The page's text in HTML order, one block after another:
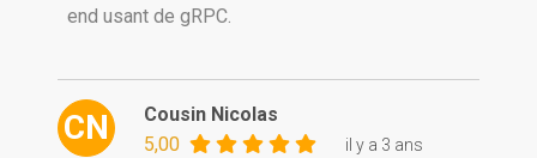
Les timeouts
end usant de gRPC.
CN
Cousin Nicolas
5,00
il y a 3 ans